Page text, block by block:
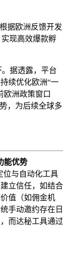
据欧洲反馈开发
现高效爆款孵
。据透露，平台
续优化欧洲“一
欧洲政策窗口
，为后续全球多
能优势
位与自动化工具
立信任，如结合
值（如佣金机
手动邀约存在日
而达秘工具通过